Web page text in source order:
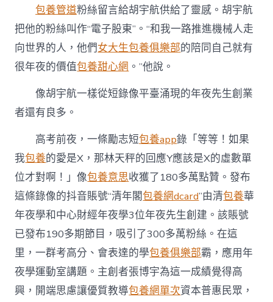
包養管道粉絲留言給胡宇航供給了靈感。胡宇航
把他的粉絲叫作“電子股東”。“和我一路推進機械人走
向世界的人，他們女大生包養俱樂部的陪同自己就有
很年夜的價值包養甜心網 。”他說。
像胡宇航一樣從短錄像平臺涌現的年夜先生創業
者還有良多。
高考前夜，一條勵志短包養app錄「等等！如果
我包養的愛是X，那林天秤的回應Y應該是X的虛數單
位才對啊！」像包養意思收獲了180多萬點贊。發布
這條錄像的抖音賬號“清年閣包養網dcard”由清包養華
年夜學和中心財經年夜學3位年夜先生創建。該賬號
已發布190多期節目，吸引了300多萬粉絲。在這
里，一群考高分、會表達的學包養俱樂部霸，應用年
夜學運動室講題。主創者張博宇為這一成績覺得高
興，開端思慮讓優質教導包養網單次資本普惠民眾，